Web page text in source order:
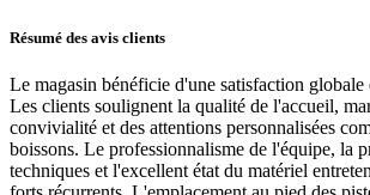
Résumé des avis clients
Le magasin bénéficie d'une satisfaction globale
Les clients soulignent la qualité de l'accueil,
convivialité et des attentions personnalisées
boissons. Le professionnalisme de l'équipe, la
techniques et l'excellent état du matériel